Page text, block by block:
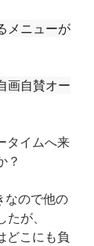
メニューが
画自賛オー
タイムへ来
？
なので他の
が、
どこにも負